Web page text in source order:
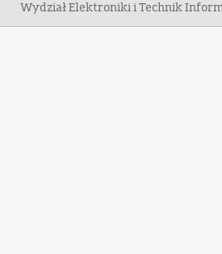
Wydział Elektroniki i Technik